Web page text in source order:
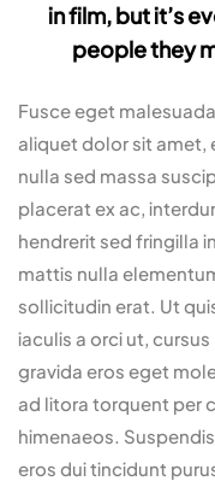
in film, but it’s
people they
Fusce eget
aliquet dolor sit amet,
nulla sed massa
placerat ex ac,
hendrerit sed fringilla
mattis nulla
sollicitudin erat. Ut
iaculis a orci ut,
gravida eros eget
ad litora torquent per
himenaeos.
eros dui tincidunt